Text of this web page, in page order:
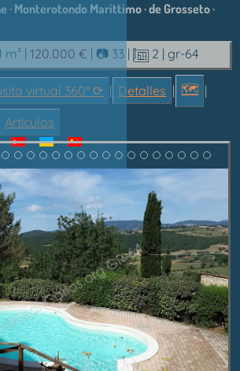
· Monterotondo Marittimo · de Grosseto ·
m² | 120.000 € | 📷 33 | 2 | gr-64
virtual 360° ⟳ | Detalles | 🗺 |
Artículos